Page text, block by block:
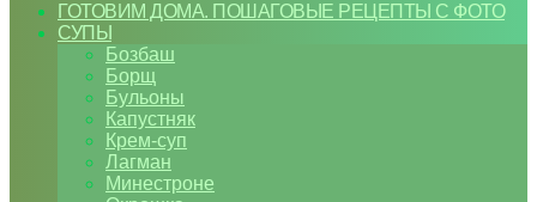
ГОТОВИМ ДОМА. ПОШАГОВЫЕ РЕЦЕПТЫ С ФОТО
СУПЫ
Бозбаш
Борщ
Бульоны
Капустняк
Крем-суп
Лагман
Минестроне